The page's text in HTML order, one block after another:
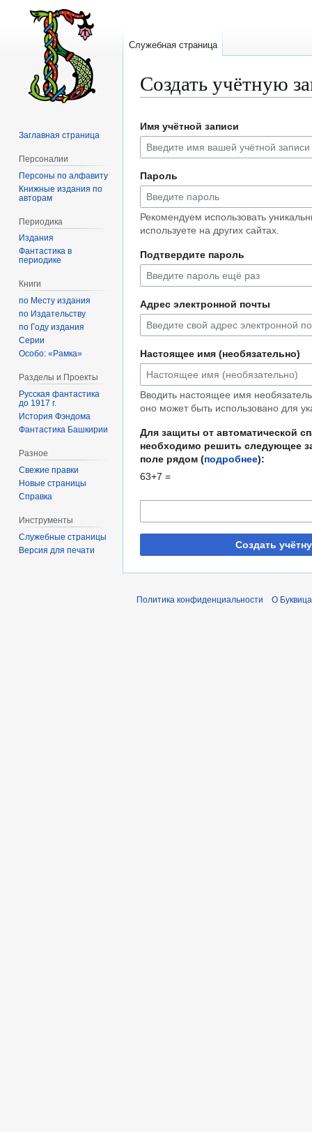
Создать учётную
к
навигации
к
поиску
Имя учётной записи
Пароль
Рекомендуем использовать
используете на других сайтах.
Подтвердите пароль
Адрес электронной почты
Настоящее имя (необязательно)
Вводить настоящее имя
оно может быть использовано для
Для защиты от автоматической
необходимо решить следующее
поле рядом (подробнее):
63+7 =
Создать
Служебная страница
Заглавная страница
Персоналии
Персоны по алфавиту
Книжные издания по
авторам
Периодика
Издания
Фантастика в
периодике
Книги
по Месту издания
по Издательству
по Году издания
Серии
Особо: «Рамка»
Разделы и Проекты
Русская фантастика
до 1917 г.
История Фэндома
Фантастика Башкирии
Разное
Свежие правки
Новые страницы
Справка
Инструменты
Служебные страницы
Версия для печати
Политика конфиденциальности О Буквица